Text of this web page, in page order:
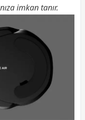
imkan tanır.